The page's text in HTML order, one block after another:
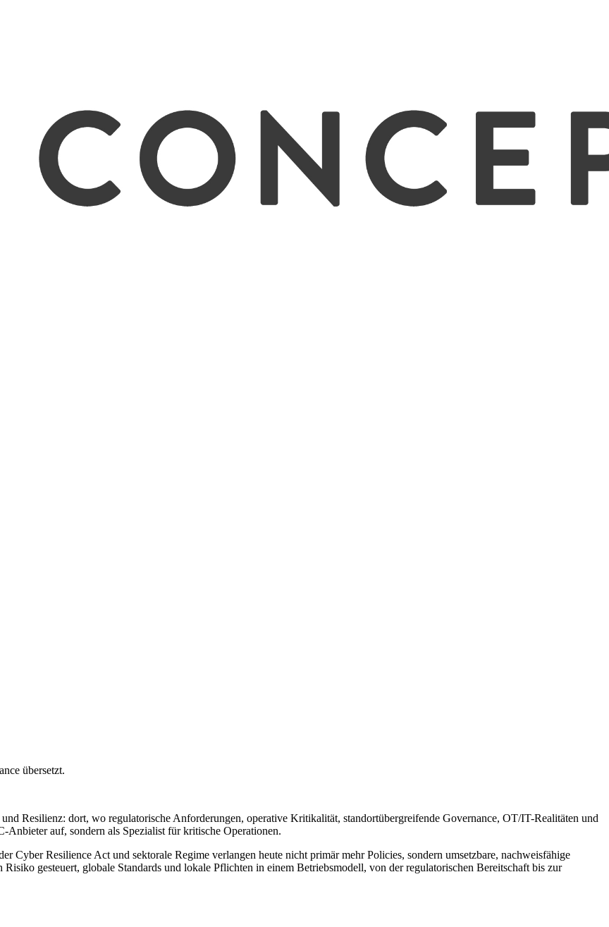
übersetzt.
Resilienz: dort, wo regulatorische Anforderungen, operative Kritikalität, standortübergreifende Governance, OT/IT-Realitäten und
Anbieter auf, sondern als Spezialist für kritische Operationen.
Resilience Act und sektorale Regime verlangen heute nicht primär mehr Policies, sondern umsetzbare, nachweisfähige
gesteuert, globale Standards und lokale Pflichten in einem Betriebsmodell, von der regulatorischen Bereitschaft bis zur